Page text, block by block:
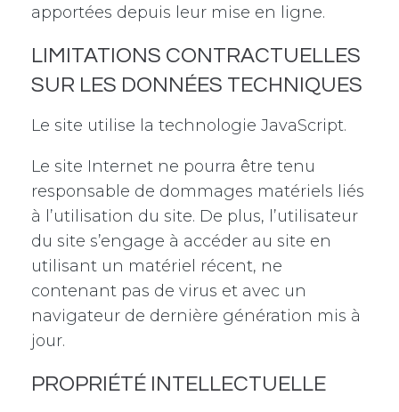
apportées depuis leur mise en ligne.
LIMITATIONS CONTRACTUELLES
SUR LES DONNÉES TECHNIQUES
Le site utilise la technologie JavaScript.
Le site Internet ne pourra être tenu
responsable de dommages matériels liés
à l’utilisation du site. De plus, l’utilisateur
du site s’engage à accéder au site en
utilisant un matériel récent, ne
contenant pas de virus et avec un
navigateur de dernière génération mis à
jour.
PROPRIÉTÉ INTELLECTUELLE